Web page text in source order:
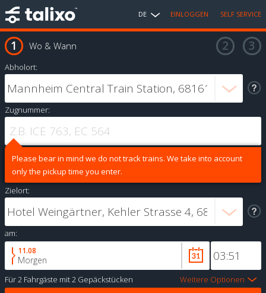
DE EINLOGGEN SELF SERVICE
Wo & Wann
Abholort:
Zugnummer:
Please bear in mind we do not track trains. We take into account
only the pickup time you enter.
Zielort:
am:
11.08
Morgen
Für2 Fahrgäste mit2 Gepäckstücken Weitere Optionen